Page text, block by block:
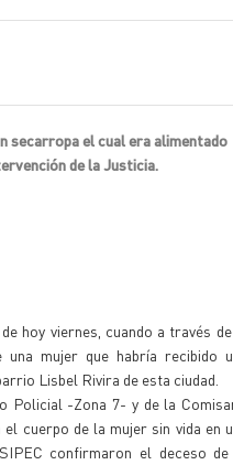
secarropa el cual era alimentado
de la Justicia.
hoy viernes, cuando a través
mujer que habría recibido
Lisbel Rivira de esta ciudad.
Policial -Zona 7- y de la
cuerpo de la mujer sin vida en
confirmaron el deceso